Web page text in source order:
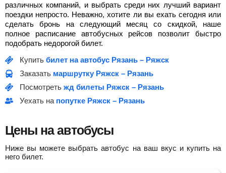
различных компаний, и выбрать среди них лучший вариант
поездки непросто. Неважно, хотите ли вы ехать сегодня или
сделать бронь на следующий месяц со скидкой, наше
полное расписание автобусных рейсов позволит быстро
подобрать недорогой билет.
Купить билет на автобус Рязань – Ряжск
Заказать маршрутку Ряжск – Рязань
Посмотреть жд билеты Ряжск – Рязань
Уехать на попутке Ряжск – Рязань
Цены на автобусы
Ниже вы можете выбрать автобус на ваш вкус и купить на
него билет.